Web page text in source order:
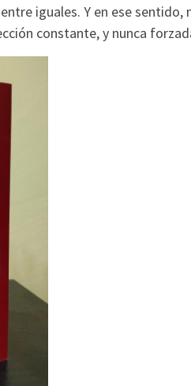
iguales. Y en ese sentido,
constante, y nunca